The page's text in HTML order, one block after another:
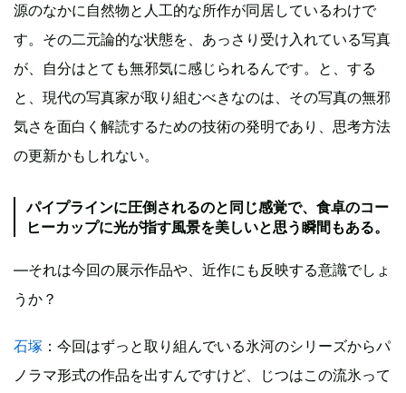
源のなかに自然物と人工的な所作が同居しているわけで
す。その二元論的な状態を、あっさり受け入れている写真
が、自分はとても無邪気に感じられるんです。と、する
と、現代の写真家が取り組むべきなのは、その写真の無邪
気さを面白く解読するための技術の発明であり、思考方法
の更新かもしれない。
パイプラインに圧倒されるのと同じ感覚で、食卓のコー
ヒーカップに光が指す風景を美しいと思う瞬間もある。
―それは今回の展示作品や、近作にも反映する意識でしょ
うか？
石塚 ：今回はずっと取り組んでいる氷河のシリーズからパ
ノラマ形式の作品を出すんですけど、じつはこの流氷って